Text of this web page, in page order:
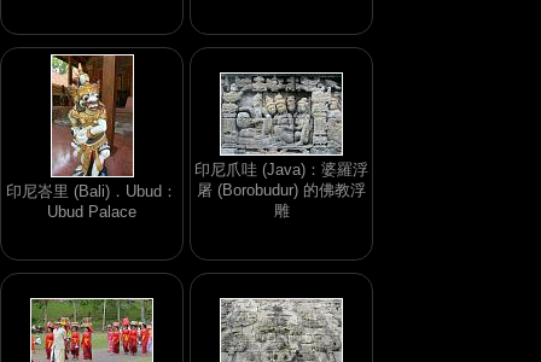
印尼峇里 (Bali)．Ubud：
Ubud Palace
印尼爪哇 (Java)：婆羅浮
屠 (Borobudur) 的佛教浮
雕